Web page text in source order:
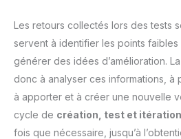
Les retours collectés lors des tests
servent à identifier les points
générer des idées d’amélioration.
donc à analyser ces informations, à
à apporter et à créer une nouvelle
cycle de création, test et itération
fois que nécessaire, jusqu’à